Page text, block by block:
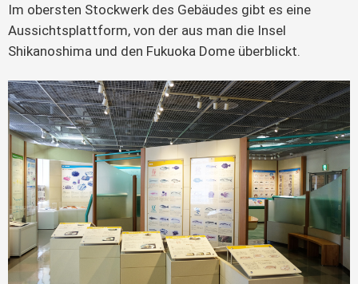
Im obersten Stockwerk des Gebäudes gibt es eine
Aussichtsplattform, von der aus man die Insel
Shikanoshima und den Fukuoka Dome überblickt.